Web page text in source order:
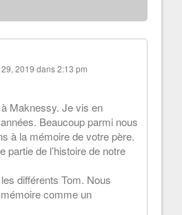
2019 dans 2:13 pm
Maknessy. Je vis en
Beaucoup parmi nous
à la mémoire de votre père.
partie de l’histoire de notre
différents Tom. Nous
comme un